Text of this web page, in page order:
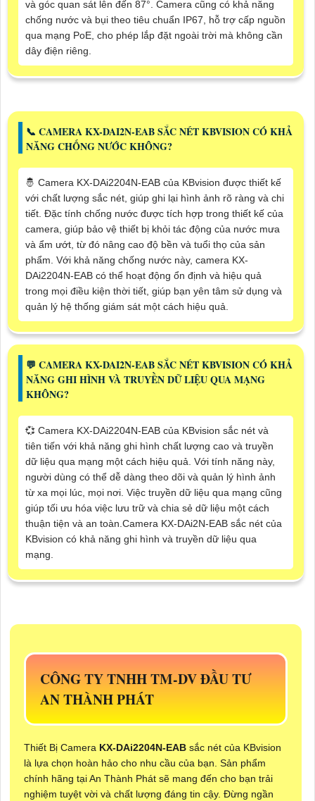
và góc quan sát lên đến 87°. Camera cũng có khả năng
chống nước và bụi theo tiêu chuẩn IP67, hỗ trợ cấp nguồn
qua mạng PoE, cho phép lắp đặt ngoài trời mà không cần
dây điện riêng.
📞 CAMERA KX-DAI2N-EAB SẮC NÉT KBVISION CÓ KHẢ
NĂNG CHỐNG NƯỚC KHÔNG?
🤴 Camera KX-DAi2204N-EAB của KBvision được thiết kế
với chất lượng sắc nét, giúp ghi lại hình ảnh rõ ràng và chi
tiết. Đặc tính chống nước được tích hợp trong thiết kế của
camera, giúp bảo vệ thiết bị khỏi tác động của nước mưa
và ẩm ướt, từ đó nâng cao độ bền và tuổi thọ của sản
phẩm. Với khả năng chống nước này, camera KX-
DAi2204N-EAB có thể hoạt động ổn định và hiệu quả
trong mọi điều kiện thời tiết, giúp bạn yên tâm sử dụng và
quản lý hệ thống giám sát một cách hiệu quả.
️💬 CAMERA KX-DAI2N-EAB SẮC NÉT KBVISION CÓ KHẢ
NĂNG GHI HÌNH VÀ TRUYỀN DỮ LIỆU QUA MẠNG
KHÔNG?
💞 Camera KX-DAi2204N-EAB của KBvision sắc nét và
tiên tiến với khả năng ghi hình chất lượng cao và truyền
dữ liệu qua mạng một cách hiệu quả. Với tính năng này,
người dùng có thể dễ dàng theo dõi và quản lý hình ảnh
từ xa mọi lúc, mọi nơi. Việc truyền dữ liệu qua mạng cũng
giúp tối ưu hóa việc lưu trữ và chia sẻ dữ liệu một cách
thuận tiện và an toàn.Camera KX-DAi2N-EAB sắc nét của
KBvision có khả năng ghi hình và truyền dữ liệu qua
mạng.
CÔNG TY TNHH TM-DV ĐẦU TƯ
AN THÀNH PHÁT
Thiết Bị Camera KX-DAi2204N-EAB sắc nét của KBvision
là lựa chọn hoàn hảo cho nhu cầu của bạn. Sản phẩm
chính hãng tại An Thành Phát sẽ mang đến cho bạn trải
nghiệm tuyệt vời và chất lượng đáng tin cậy. Đừng ngần